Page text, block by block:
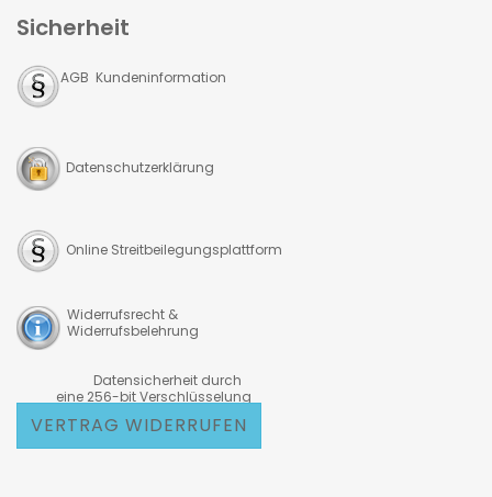
Sicherheit
AGB Kundeninformation
Datenschutzerklärung
Online Streitbeilegungsplattform
Widerrufsrecht &
Widerrufsbelehrung
Datensicherheit durch
eine 256-bit Verschlüsselung
VERTRAG WIDERRUFEN